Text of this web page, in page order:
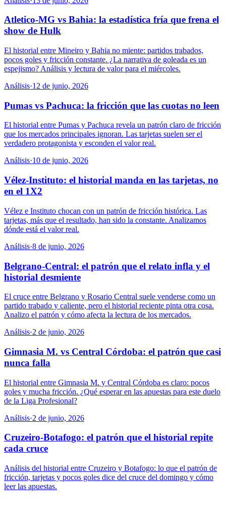
Atletico-MG vs Bahia: la estadística fría que frena el
show de Hulk
El historial entre Mineiro y Bahia no miente: partidos trabados,
pocos goles y fricción constante. ¿La narrativa de goleada es un
espejismo? Análisis y lectura de valor para el miércoles.
Análisis·12 de junio, 2026
Pumas vs Pachuca: la fricción que las cuotas no leen
El historial entre Pumas y Pachuca revela un patrón claro de fricción
que los mercados principales ignoran. Las tarjetas suelen ser el
verdadero protagonista y esconden el valor real.
Análisis·10 de junio, 2026
Vélez-Instituto: el historial manda en las tarjetas, no
en el 1X2
Vélez e Instituto chocan con un patrón de fricción histórica. Las
tarjetas, más que el resultado, han sido la constante. Analizamos
dónde está el valor real.
Análisis·8 de junio, 2026
Belgrano-Central: el patrón que el relato infla y el
historial desmiente
El cruce entre Belgrano y Rosario Central suele venderse como un
partido trabado y caliente, pero el historial reciente pinta otra cosa.
Analizo el patrón y cómo afecta la lectura de los mercados.
Análisis·2 de junio, 2026
Gimnasia M. vs Central Córdoba: el patrón que casi
nunca falla
El historial entre Gimnasia M. y Central Córdoba es claro: pocos
goles y mucha fricción. ¿Qué esperar en las apuestas para este duelo
de la Liga Profesional?
Análisis·2 de junio, 2026
Cruzeiro-Botafogo: el patrón que el historial repite
cada cruce
Análisis del historial entre Cruzeiro y Botafogo: lo que el patrón de
fricción, tarjetas y pocos goles dice del cruce del domingo y cómo
leer las apuestas.